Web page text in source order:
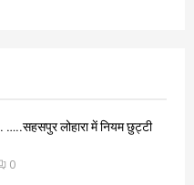
लोहारा में नियम छुट्टी
0